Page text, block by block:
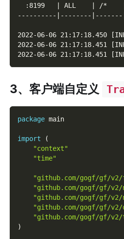
:8199   | ALL    | /*
----------|--------
2022-06-06 21:17:18.450
2022-06-06 21:17:18.451
2022-06-06 21:17:18.451
3、客户端自定义
package main
import
(
"context"
"time"
"github.com/gogf/gf/v2/
"github.com/gogf/gf/
"github.com/gogf/gf/
"github.com/gogf/gf/
"github.com/gogf/gf/
)